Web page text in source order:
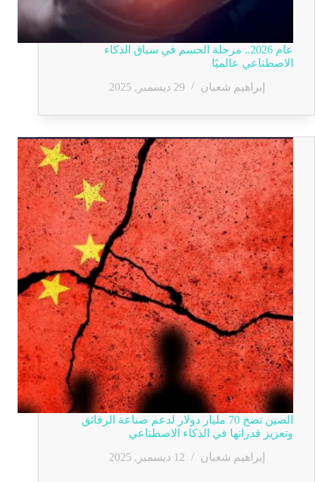
عام 2026.. مرحلة الحسم في سباق الذكاء
الاصطناعي عالميًا
إبراهيم شعبان
29 ديسمبر, 2025
الصين تضخ 70 مليار دولار لدعم صناعة الرقائق
وتعزيز قدراتها في الذكاء الاصطناعي
إبراهيم شعبان
12 ديسمبر, 2025